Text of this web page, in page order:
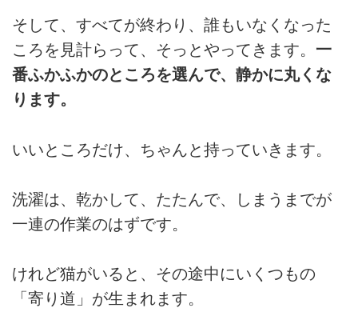
そして、すべてが終わり、誰もいなくなった
ころを見計らって、そっとやってきます。 一
番ふかふかのところを選んで、静かに丸くな
ります。
いいところだけ、ちゃんと持っていきます。
洗濯は、乾かして、たたんで、しまうまでが
一連の作業のはずです。
けれど猫がいると、その途中にいくつもの
「寄り道」が生まれます。